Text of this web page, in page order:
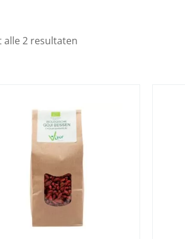
alle 2 resultaten